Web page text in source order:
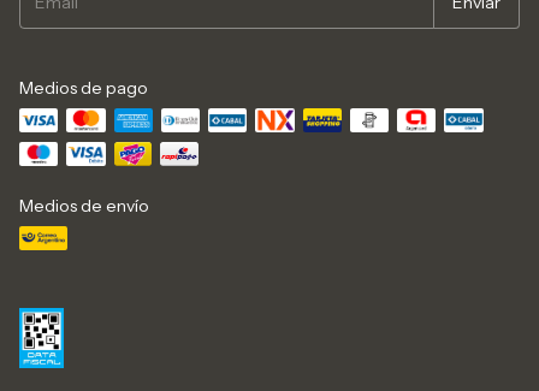
Medios de pago
Medios de envío